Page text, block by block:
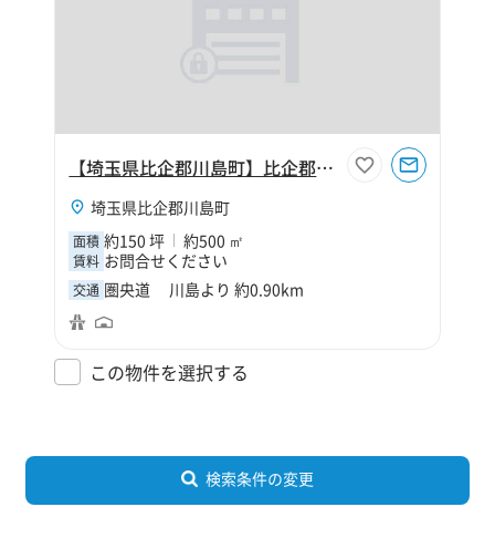
【埼玉県比企郡川島町】比企郡川島町大字中山150坪倉庫
埼玉県比企郡川島町
面積 約150 坪 約500 ㎡
賃料 お問合せください
交通 圏央道 川島より 約0.90km
この物件を選択する
検索条件の変更